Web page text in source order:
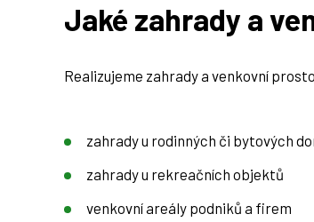
Jaké zahrady a
Realizujeme zahrady a venkovní
zahrady u rodinných či bytových
zahrady u rekreačních objektů
venkovní areály podniků a firem